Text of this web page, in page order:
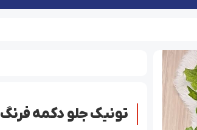
تونیک جلو دکمه فرنگ